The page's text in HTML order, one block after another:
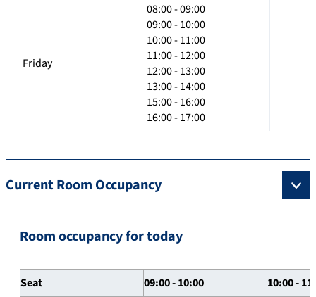
Friday
08:00 - 09:00
09:00 - 10:00
10:00 - 11:00
11:00 - 12:00
12:00 - 13:00
13:00 - 14:00
15:00 - 16:00
16:00 - 17:00
Current Room Occupancy
Room occupancy for today
Seat 09:00 - 10:00 10:00 -